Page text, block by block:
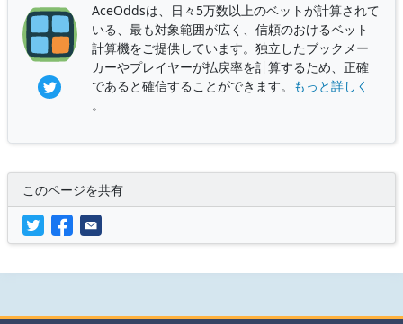
AceOddsは、日々5万数以上のベットが計算されて
いる、最も対象範囲が広く、信頼のおけるベット
計算機をご提供しています。独立したブックメー
カーやプレイヤーが払戻率を計算するため、正確
であると確信することができます。
もっと詳しく
。
このページを共有